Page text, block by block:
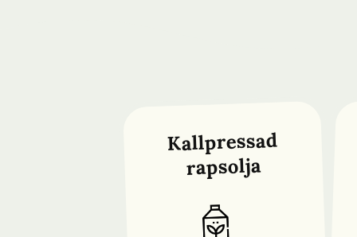
Kallpressad
rapsolja